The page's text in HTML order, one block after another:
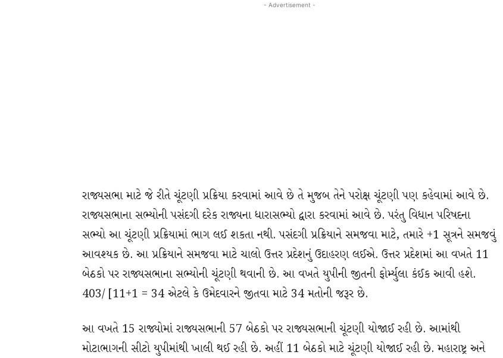
- Advertisement -
રાજ્યસભા માટે જે રીતે ચૂંટણી પ્રક્રિયા કરવામાં આવે છે તે મુજબ તેને પરોક્ષ ચૂંટણી પણ કહેવામાં આવે છે.
રાજ્યસભાના સભ્યોની પસંદગી દરેક રાજ્યના ધારાસભ્યો દ્વારા કરવામાં આવે છે. પરંતુ વિધાન પરિષદના
સભ્યો આ ચૂંટણી પ્રક્રિયામાં ભાગ લઈ શકતા નથી. પસંદગી પ્રક્રિયાને સમજવા માટે, તમારે +1 સૂત્રને સમજવું
આવશ્યક છે. આ પ્રક્રિયાને સમજવા માટે ચાલો ઉત્તર પ્રદેશનું ઉદાહરણ લઈએ. ઉત્તર પ્રદેશમાં આ વખતે 11
બેઠકો પર રાજ્યસભાના સભ્યોની ચૂંટણી થવાની છે. આ વખતે યુપીની જીતની ફોર્મ્યુલા કંઈક આવી હશે.
403/ [11+1 = 34 એટલે કે ઉમેદવારને જીતવા માટે 34 મતોની જરૂર છે.
આ વખતે 15 રાજ્યોમાં રાજ્યસભાની 57 બેઠકો પર રાજ્યસભાની ચૂંટણી યોજાઈ રહી છે. આમાંથી
મોટાભાગની સીટો યુપીમાંથી ખાલી થઈ રહી છે. અહીં 11 બેઠકો માટે ચૂંટણી યોજાઈ રહી છે. મહારાષ્ટ્ર અને